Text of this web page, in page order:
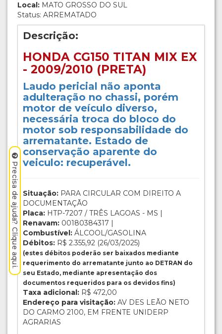
Local: MATO GROSSO DO SUL
Status: ARREMATADO
Descrição:
HONDA CG150 TITAN MIX EX
- 2009/2010 (PRETA)
Laudo pericial não aponta
adulteração no chassi, porém
motor de veículo diverso,
necessária troca do bloco do
motor sob responsabilidade do
arrematante. Estado de
conservação aparente do
veiculo: recuperável.
Situação: PARA CIRCULAR COM DIREITO A
DOCUMENTAÇÃO
Placa: HTP-7207 / TRÊS LAGOAS - MS |
Renavam: 00180384317 |
Combustível: ÁLCOOL/GASOLINA
Débitos: R$ 2.355,92 (26/03/2025)
(estes débitos poderão ser baixados mediante
requerimento do arrematante junto ao DETRAN do
seu Estado, mediante apresentação dos
documentos requeridos para os devidos fins)
Taxa adicional: R$ 472,00
Endereço para visitação: AV DES LEÃO NETO
DO CARMO 2100, EM FRENTE UNIDERP
AGRARIAS
Precisa de ajuda? Clique aqui.